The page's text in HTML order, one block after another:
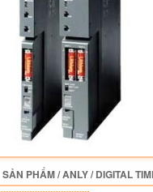
SẢN PHẨM/ANLY/DIGITAL